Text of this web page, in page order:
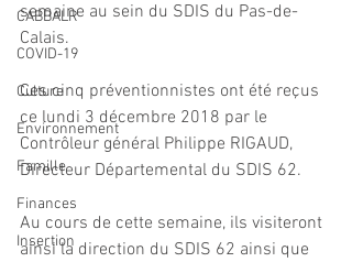
CABBALR
COVID-19
Culture
Environnement
Famille
Finances
Insertion
semaine au sein du SDIS du Pas-de-
Calais.
Ces cinq préventionnistes ont été reçus
ce lundi 3 décembre 2018 par le
Contrôleur général Philippe RIGAUD,
Directeur Départemental du SDIS 62.
Au cours de cette semaine, ils visiteront
ainsi la direction du SDIS 62 ainsi que